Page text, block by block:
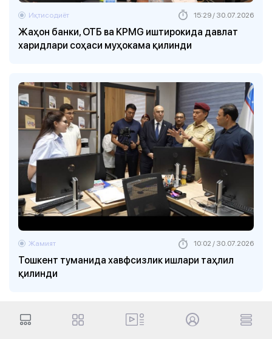
Жаҳон банки, ОТБ ва KPMG иштирокида давлат
харидлари соҳаси муҳокама қилинди
Иқтисодиёт 15:29 / 30.07.2026
Тошкент туманида хавфсизлик ишлари таҳлил
қилинди
Жамият 10:02 / 30.07.2026